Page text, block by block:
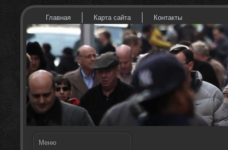
Главная Карта сайта Контакты
Меню